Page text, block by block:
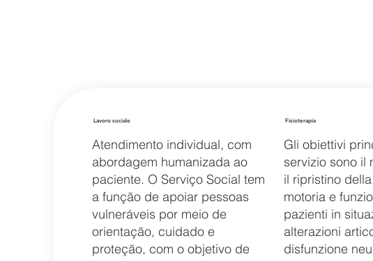
Lavoro sociale
Atendimento individual, com
abordagem humanizada ao
paciente. O Serviço Social tem
a função de apoiar pessoas
vulneráveis por meio de
orientação, cuidado e
proteção, com o objetivo de
Fisioterapia
Gli obiettivi
servizio sono il
il ripristino
motoria e
pazienti in
alterazioni
disfunzione